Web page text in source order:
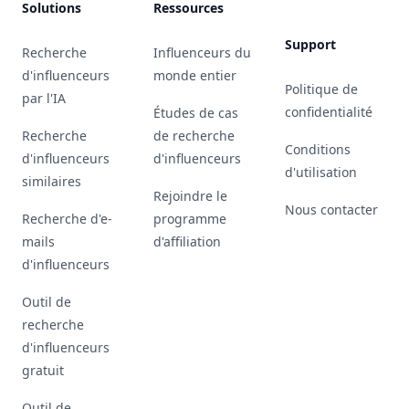
Solutions
Recherche
d'influenceurs
par l'IA
Recherche
d'influenceurs
similaires
Recherche d'e-
mails
d'influenceurs
Outil de
recherche
d'influenceurs
gratuit
Ressources
Influenceurs du
monde entier
Études de cas
de recherche
d'influenceurs
Rejoindre le
programme
d'affiliation
Support
Politique de
confidentialité
Conditions
d'utilisation
Nous contacter